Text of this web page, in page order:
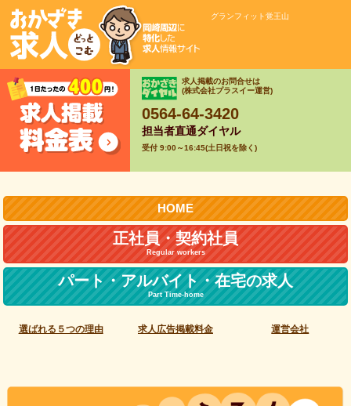
グランフィット覚王山
求人掲載のお問合せは
(株式会社プラスイー運営)
0564-64-3420
担当者直通ダイヤル
受付 9:00～16:45(土日祝を除く)
HOME
正社員・契約社員
Regular workers
パート・アルバイト・在宅の求人
Part Time-home
選ばれる５つの理由 求人広告掲載料金 運営会社